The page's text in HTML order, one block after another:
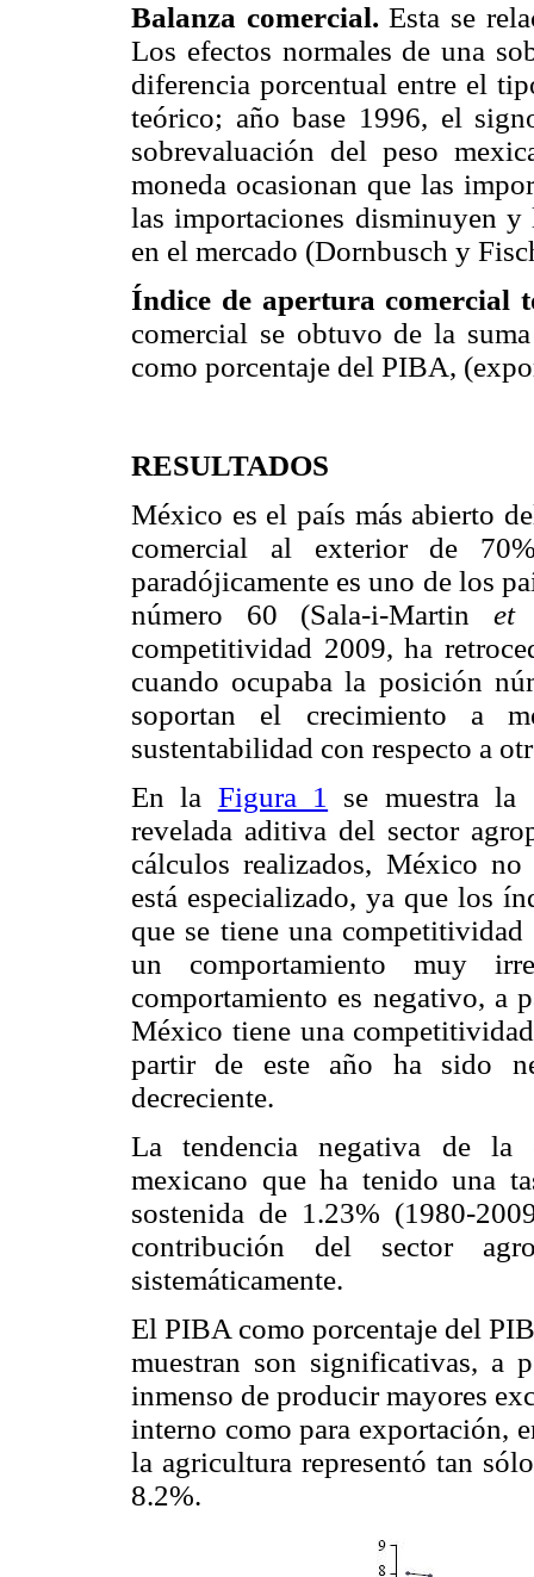
Balanza comercial. Esta se
Los efectos normales de una
diferencia porcentual entre el
teórico; año base 1996, el
sobrevaluación del peso
moneda ocasionan que las
las importaciones disminuyen y
en el mercado (Dornbusch y
Índice de apertura comercial
comercial se obtuvo de la
como porcentaje del PIBA,
RESULTADOS
México es el país más abierto
comercial al exterior de
paradójicamente es uno de los
número 60 (Sala-i-Martinet
competitividad 2009, ha
cuando ocupaba la posición
soportan el crecimiento a
sustentabilidad con respecto a
En la Figura 1
se muestra
revelada aditiva del sector
cálculos realizados, México
está especializado, ya que los
que se tiene una
un comportamiento muy
comportamiento es negativo, a
México tiene una
partir de este año ha sido
decreciente.
La tendencia negativa de la
mexicano que ha tenido una
sostenida de 1.23% (1980-
contribución del sector
sistemáticamente.
El PIBA como porcentaje del
muestran son significativas, a
inmenso de producir mayores
interno como para exportación,
la agricultura representó tan
8.2%.